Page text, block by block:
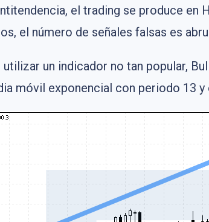
el trading se produce en
el número de señales falsas es
utilizar un indicador no tan popular,
móvil exponencial con periodo 13